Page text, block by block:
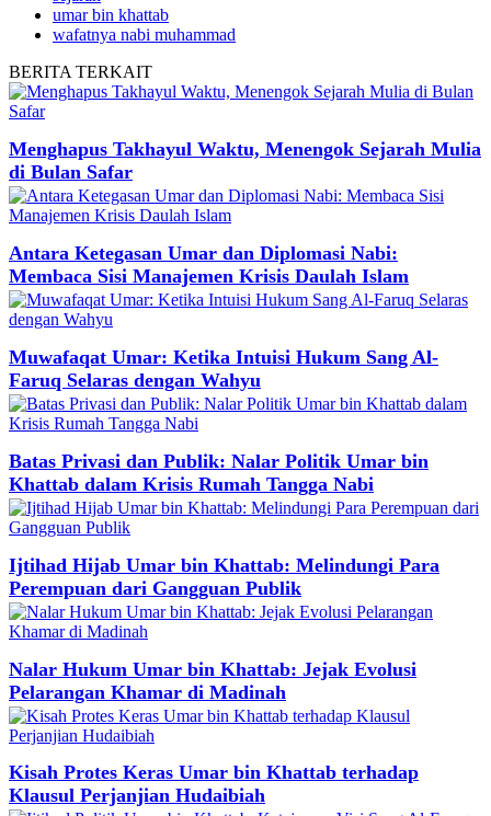
umar bin khattab
wafatnya nabi muhammad
BERITA TERKAIT
Menghapus Takhayul Waktu, Menengok Sejarah Mulia
di Bulan Safar
Antara Ketegasan Umar dan Diplomasi Nabi:
Membaca Sisi Manajemen Krisis Daulah Islam
Muwafaqat Umar: Ketika Intuisi Hukum Sang Al-
Faruq Selaras dengan Wahyu
Batas Privasi dan Publik: Nalar Politik Umar bin
Khattab dalam Krisis Rumah Tangga Nabi
Ijtihad Hijab Umar bin Khattab: Melindungi Para
Perempuan dari Gangguan Publik
Nalar Hukum Umar bin Khattab: Jejak Evolusi
Pelarangan Khamar di Madinah
Kisah Protes Keras Umar bin Khattab terhadap
Klausul Perjanjian Hudaibiah